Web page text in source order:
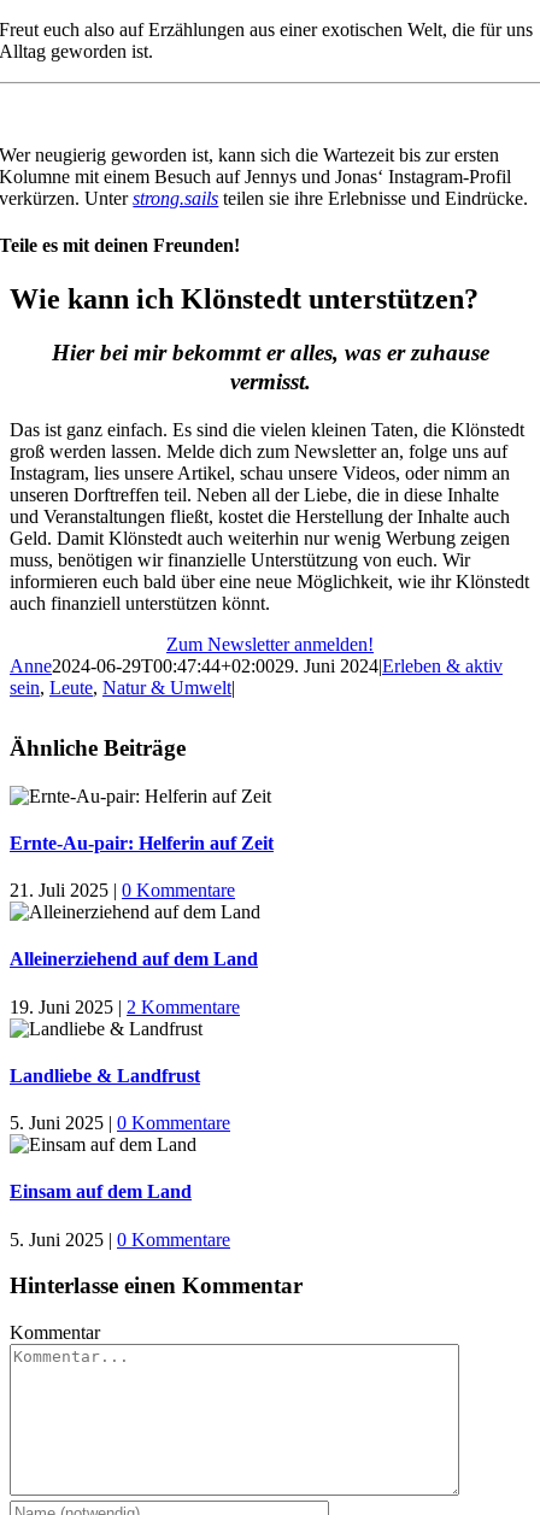
Freut euch also auf Erzählungen aus einer exotischen Welt, die für uns
Alltag geworden ist.
Wer neugierig geworden ist, kann sich die Wartezeit bis zur ersten
Kolumne mit einem Besuch auf Jennys und Jonas‘ Instagram-Profil
verkürzen. Unterstrong.sails teilen sie ihre Erlebnisse und Eindrücke.
Teile es mit deinen Freunden!
Wie kann ich Klönstedt unterstützen?
Hier bei mir bekommt er alles, was er zuhause
vermisst.
Das ist ganz einfach. Es sind die vielen kleinen Taten, die Klönstedt
groß werden lassen. Melde dich zum Newsletter an, folge uns auf
Instagram, lies unsere Artikel, schau unsere Videos, oder nimm an
unseren Dorftreffen teil. Neben all der Liebe, die in diese Inhalte
und Veranstaltungen fließt, kostet die Herstellung der Inhalte auch
Geld. Damit Klönstedt auch weiterhin nur wenig Werbung zeigen
muss, benötigen wir finanzielle Unterstützung von euch. Wir
informieren euch bald über eine neue Möglichkeit, wie ihr Klönstedt
auch finanziell unterstützen könnt.
Zum Newsletter anmelden!
Anne2024-06-29T00:47:44+02:0029. Juni 2024|Erleben & aktiv
sein, Leute, Natur & Umwelt|
Ähnliche Beiträge
Ernte-Au-pair: Helferin auf Zeit
21. Juli 2025 | 0 Kommentare
Alleinerziehend auf dem Land
19. Juni 2025 | 2 Kommentare
Landliebe & Landfrust
5. Juni 2025 | 0 Kommentare
Einsam auf dem Land
5. Juni 2025 | 0 Kommentare
Hinterlasse einen Kommentar
Kommentar